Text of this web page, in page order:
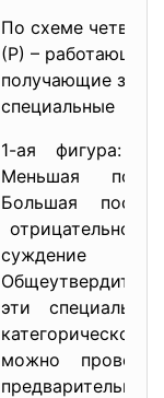
По схеме
(Р) –
получающие
специальные
1-ая фигура:
Меньшая
Большая
отрицательное
суждение
эти
можно